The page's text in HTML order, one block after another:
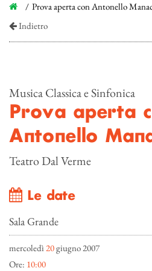
Prova aperta con Antonello
Indietro
Musica Classica e Sinfonica
Prova aperta
Antonello
Teatro Dal Verme
Le date
Sala Grande
mercoledì 20giugno 2007
Ore: 10:00